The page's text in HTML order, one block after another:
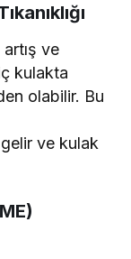
ve
kulakta
olabilir. Bu
ve kulak